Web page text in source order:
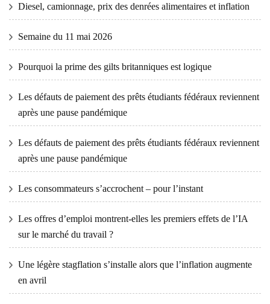
Diesel, camionnage, prix des denrées alimentaires et inflation
Semaine du 11 mai 2026
Pourquoi la prime des gilts britanniques est logique
Les défauts de paiement des prêts étudiants fédéraux reviennent
après une pause pandémique
Les défauts de paiement des prêts étudiants fédéraux reviennent
après une pause pandémique
Les consommateurs s’accrochent – ​​pour l’instant
Les offres d’emploi montrent-elles les premiers effets de l’IA
sur le marché du travail ?
Une légère stagflation s’installe alors que l’inflation augmente
en avril